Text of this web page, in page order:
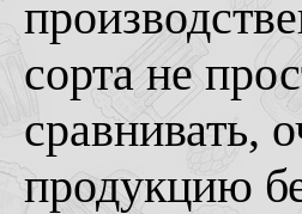
сорта не
сравнивать,
продукцию